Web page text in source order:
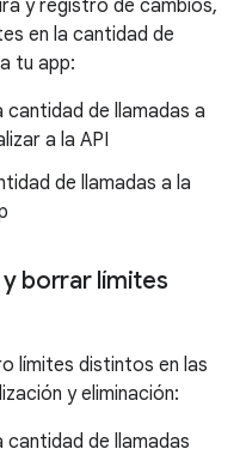
y registro de cambios,
en la cantidad de
tu app:
de llamadas a
a la API
de llamadas a la
borrar límites
límites distintos en las
y eliminación:
de llamadas